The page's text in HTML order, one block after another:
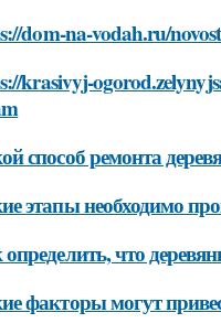
dom-na-vodah.ru/
krasivyj-
способ ремонта
этапы необходимо
что
факторы могут